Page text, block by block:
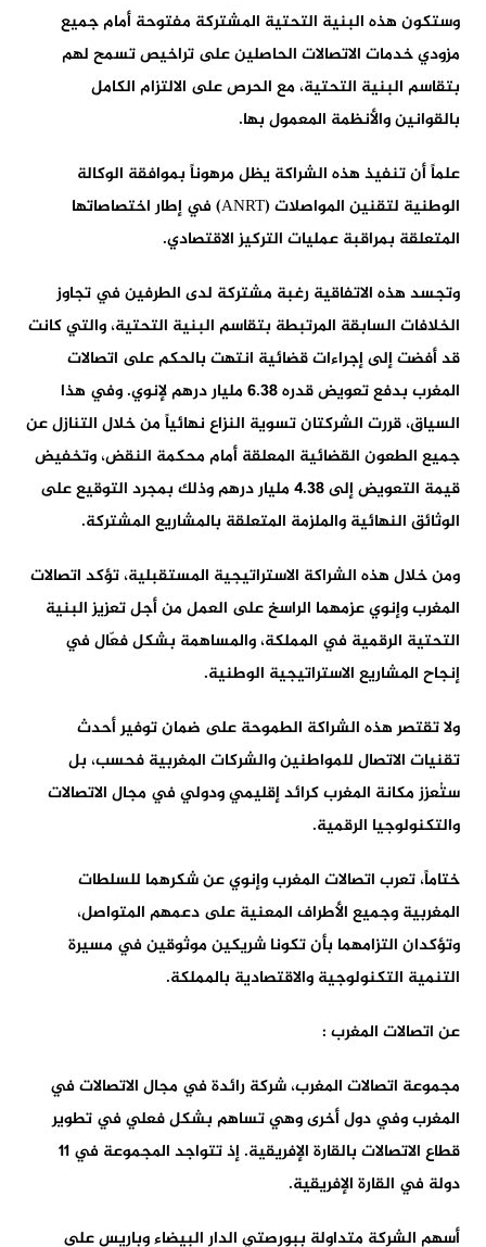
وستكون هذه البنية التحتية المشتركة مفتوحة أمام جميع
مزودي خدمات الاتصالات الحاصلين على تراخيص تسمح لهم
بتقاسم البنية التحتية، مع الحرص على الالتزام الكامل
بالقوانين والأنظمة المعمول بها.
علماً أن تنفيذ هذه الشراكة يظل مرهوناً بموافقة الوكالة
الوطنية لتقنين المواصلات (ANRT) في إطار اختصاصاتها
المتعلقة بمراقبة عمليات التركيز الاقتصادي.
وتجسد هذه الاتفاقية رغبة مشتركة لدى الطرفين في تجاوز
الخلافات السابقة المرتبطة بتقاسم البنية التحتية، والتي كانت
قد أفضت إلى إجراءات قضائية انتهت بالحكم على اتصالات
المغرب بدفع تعويض قدره 6.38 مليار درهم لإنوي. وفي هذا
السياق، قررت الشركتان تسوية النزاع نهائياً من خلال التنازل عن
جميع الطعون القضائية المعلقة أمام محكمة النقض، وتخفيض
قيمة التعويض إلى 4.38 مليار درهم وذلك بمجرد التوقيع على
الوثائق النهائية والملزمة المتعلقة بالمشاريع المشتركة.
ومن خلال هذه الشراكة الاستراتيجية المستقبلية، تؤكد اتصالات
المغرب وإنوي عزمهما الراسخ على العمل من أجل تعزيز البنية
التحتية الرقمية في المملكة، والمساهمة بشكل فعّال في
إنجاح المشاريع الاستراتيجية الوطنية.
ولا تقتصر هذه الشراكة الطموحة على ضمان توفير أحدث
تقنيات الاتصال للمواطنين والشركات المغربية فحسب، بل
ستُعزز مكانة المغرب كرائد إقليمي ودولي في مجال الاتصالات
والتكنولوجيا الرقمية.
ختاماً، تعرب اتصالات المغرب وإنوي عن شكرهما للسلطات
المغربية وجميع الأطراف المعنية على دعمهم المتواصل،
وتؤكدان التزامهما بأن تكونا شريكين موثوقين في مسيرة
التنمية التكنولوجية والاقتصادية بالمملكة.
عن اتصالات المغرب :
مجموعة اتصالات المغرب، شركة رائدة في مجال الاتصالات في
المغرب وفي دول أخرى وهي تساهم بشكل فعلي في تطوير
قطاع الاتصالات بالقارة الإفريقية. إذ تتواجد المجموعة في 11
دولة في القارة الإفريقية.
أسهم الشركة متداولة ببورصتي الدار البيضاء وباريس على